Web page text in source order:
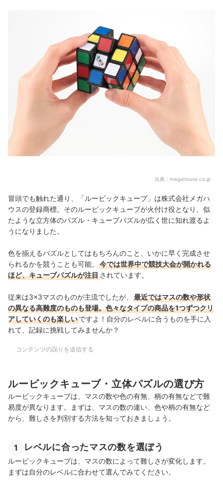
出典： megahouse.co.jp
冒頭でも触れた通り、「ルービックキューブ」は株式会社メガハ
ウスの登録商標。そのルービックキューブが火付け役となり、似
たような立方体のパズル・キューブパズルが広く世に知れ渡るよ
うになりました。
色を揃えるパズルとしてはもちろんのこと、いかに早く完成させ
られるかを競うことも可能。
今では世界中で競技大会が開かれる
ほど、キューブパズルが注目されています。
従来は3×3マスのものが主流でしたが、
最近ではマスの数や形状
の異なる高難度のものも登場。色々なタイプの商品を1つずつクリ
アしていくのも楽しいですよ！自分のレベルに合うものを手に入
れて、記録に挑戦してみませんか？
コンテンツの誤りを送信する
ルービックキューブ・立体パズルの選び方
ルービックキューブは、マスの数や色の有無、柄の有無などで難
易度が異なります。まずは、マスの数の違い、色や柄の有無など
から、難しさを判別する方法を知っておきましょう。
1 レベルに合ったマスの数を選ぼう
ルービックキューブは、マスの数によって難しさが変化します。
まずは自分のレベルに合わせて選んでみてください。